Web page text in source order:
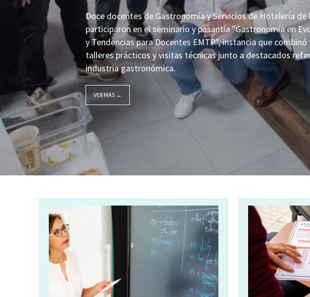
Doce docentes de Gastronomía y Servicios de Hotelería de
participaron en el seminario y pasantía "Gastronomía en
y Tendencias para Docentes EMTP", instancia que
talleres prácticos y visitas técnicas junto a destacados
industria gastronómica.
VER MÁS →